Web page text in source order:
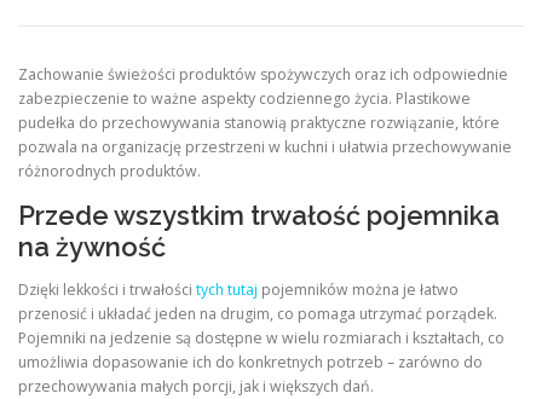
Zachowanie świeżości produktów spożywczych oraz ich odpowiednie
zabezpieczenie to ważne aspekty codziennego życia. Plastikowe
pudełka do przechowywania stanowią praktyczne rozwiązanie, które
pozwala na organizację przestrzeni w kuchni i ułatwia przechowywanie
różnorodnych produktów.
Przede wszystkim trwałość pojemnika
na żywność
Dzięki lekkości i trwałości tych tutaj pojemników można je łatwo
przenosić i układać jeden na drugim, co pomaga utrzymać porządek.
Pojemniki na jedzenie są dostępne w wielu rozmiarach i kształtach, co
umożliwia dopasowanie ich do konkretnych potrzeb – zarówno do
przechowywania małych porcji, jak i większych dań.